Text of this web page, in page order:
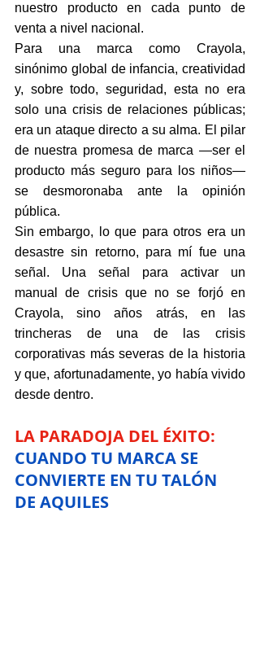
nuestro producto en cada punto de
venta a nivel nacional.
Para una marca como Crayola,
sinónimo global de infancia, creatividad
y, sobre todo, seguridad, esta no era
solo una crisis de relaciones públicas;
era un ataque directo a su alma. El pilar
de nuestra promesa de marca —ser el
producto más seguro para los niños—
se desmoronaba ante la opinión
pública.
Sin embargo, lo que para otros era un
desastre sin retorno, para mí fue una
señal. Una señal para activar un
manual de crisis que no se forjó en
Crayola, sino años atrás, en las
trincheras de una de las crisis
corporativas más severas de la historia
y que, afortunadamente, yo había vivido
desde dentro.
LA PARADOJA DEL ÉXITO:
CUANDO TU MARCA SE
CONVIERTE EN TU TALÓN
DE AQUILES